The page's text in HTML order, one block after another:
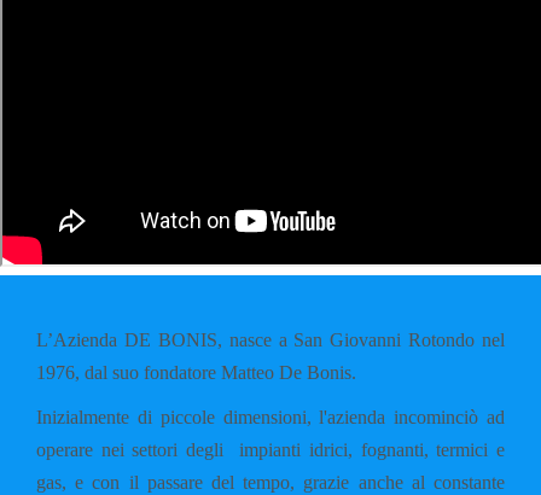
L’Azienda DE BONIS, nasce a San Giovanni Rotondo nel
1976, dal suo fondatore Matteo De Bonis.
Inizialmente di piccole dimensioni, l'azienda incominciò ad
operare nei settori degli impianti idrici, fognanti, termici e
gas, e con il passare del tempo, grazie anche al constante